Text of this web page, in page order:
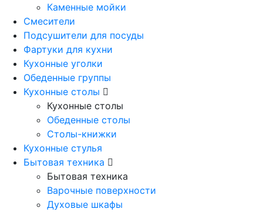
Каменные мойки
Смесители
Подсушители для посуды
Фартуки для кухни
Кухонные уголки
Обеденные группы
Кухонные столы
Кухонные столы
Обеденные столы
Столы-книжки
Кухонные стулья
Бытовая техника
Бытовая техника
Варочные поверхности
Духовые шкафы